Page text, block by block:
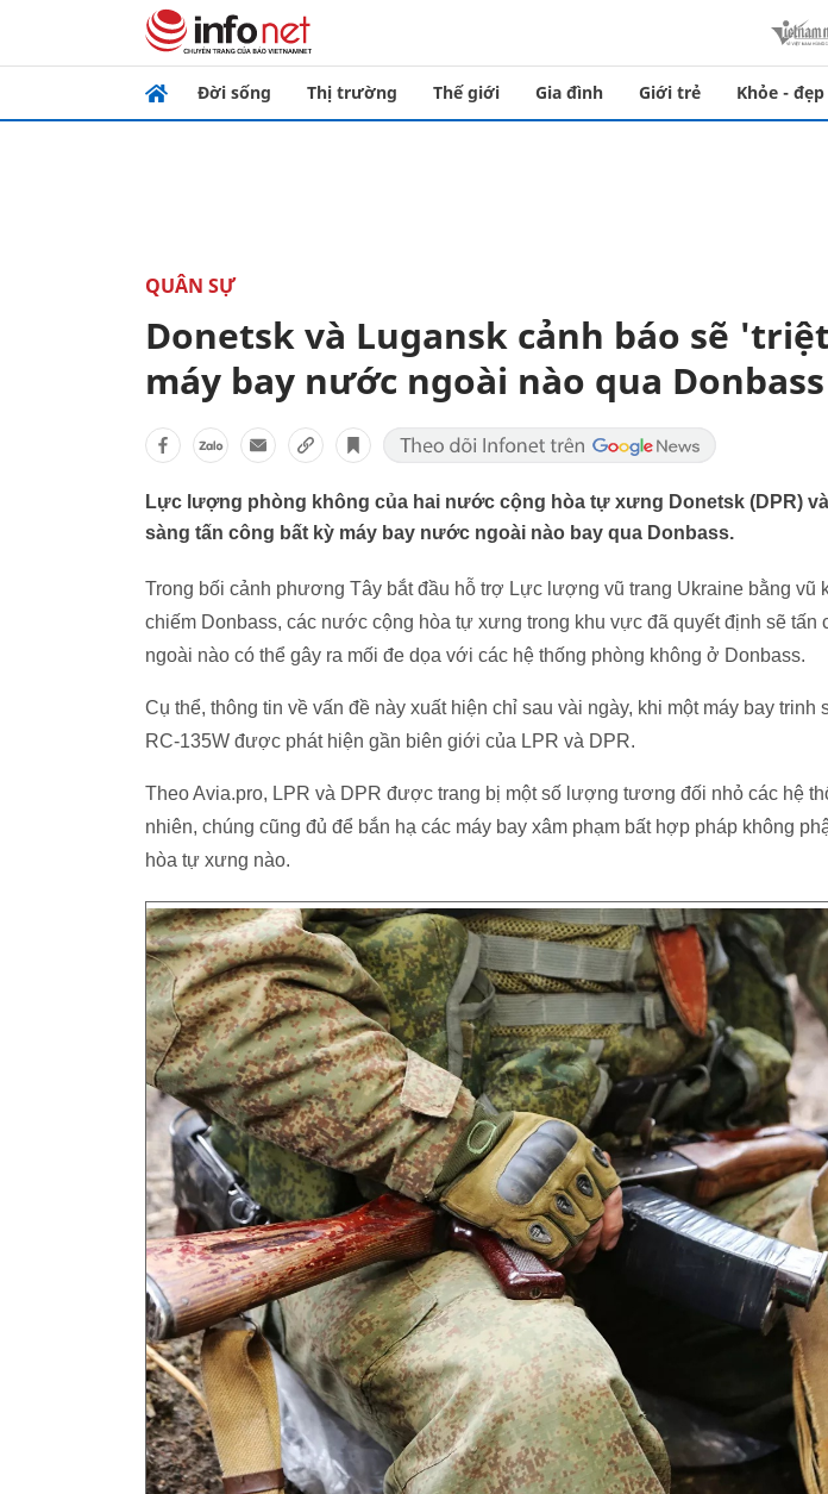
Đời sống Thị trường Thế giới Gia đình Giới trẻ Khỏe - đẹp
QUÂN SỰ
Donetsk và Lugansk cảnh báo sẽ
máy bay nước ngoài nào qua Donbass
Lực lượng phòng không của hai nước cộng hòa tự xưng Donetsk (DPR)
sàng tấn công bất kỳ máy bay nước ngoài nào bay qua Donbass.
Trong bối cảnh phương Tây bắt đầu hỗ trợ Lực lượng vũ trang Ukraine bằng vũ
chiếm Donbass, các nước cộng hòa tự xưng trong khu vực đã quyết định sẽ tấn
ngoài nào có thể gây ra mối đe dọa với các hệ thống phòng không ở Donbass.
Cụ thể, thông tin về vấn đề này xuất hiện chỉ sau vài ngày, khi một máy bay trinh
RC-135W được phát hiện gần biên giới của LPR và DPR.
Theo Avia.pro, LPR và DPR được trang bị một số lượng tương đối nhỏ các hệ
nhiên, chúng cũng đủ để bắn hạ các máy bay xâm phạm bất hợp pháp không
hòa tự xưng nào.